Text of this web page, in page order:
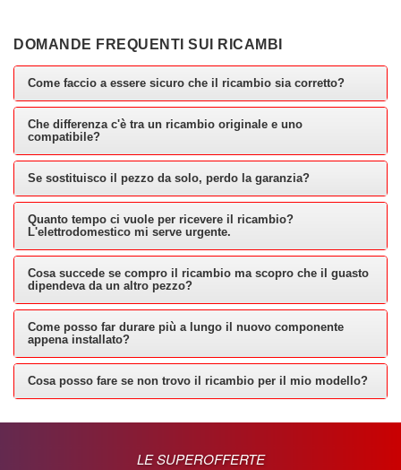
DOMANDE FREQUENTI SUI RICAMBI
Come faccio a essere sicuro che il ricambio sia corretto?
Che differenza c'è tra un ricambio originale e uno
compatibile?
Se sostituisco il pezzo da solo, perdo la garanzia?
Quanto tempo ci vuole per ricevere il ricambio?
L'elettrodomestico mi serve urgente.
Cosa succede se compro il ricambio ma scopro che il guasto
dipendeva da un altro pezzo?
Come posso far durare più a lungo il nuovo componente
appena installato?
Cosa posso fare se non trovo il ricambio per il mio modello?
LE SUPEROFFERTE